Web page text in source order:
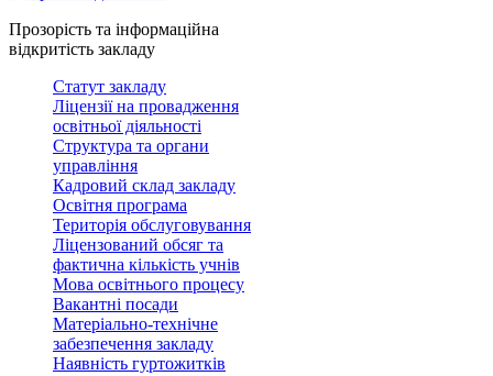
Прозорість та інформаційна
відкритість закладу
Статут закладу
Ліцензії на провадження
освітньої діяльності
Структура та органи
управління
Кадровий склад закладу
Освітня програма
Територія обслуговування
Ліцензований обсяг та
фактична кількість учнів
Мова освітнього процесу
Вакантні посади
Матеріально-технічне
забезпечення закладу
Наявність гуртожитків